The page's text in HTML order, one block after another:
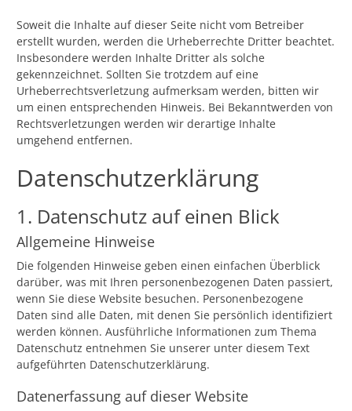
Soweit die Inhalte auf dieser Seite nicht vom Betreiber
erstellt wurden, werden die Urheberrechte Dritter beachtet.
Insbesondere werden Inhalte Dritter als solche
gekennzeichnet. Sollten Sie trotzdem auf eine
Urheberrechtsverletzung aufmerksam werden, bitten wir
um einen entsprechenden Hinweis. Bei Bekanntwerden von
Rechtsverletzungen werden wir derartige Inhalte
umgehend entfernen.
Datenschutzerklärung
1. Datenschutz auf einen Blick
Allgemeine Hinweise
Die folgenden Hinweise geben einen einfachen Überblick
darüber, was mit Ihren personenbezogenen Daten passiert,
wenn Sie diese Website besuchen. Personenbezogene
Daten sind alle Daten, mit denen Sie persönlich identifiziert
werden können. Ausführliche Informationen zum Thema
Datenschutz entnehmen Sie unserer unter diesem Text
aufgeführten Datenschutzerklärung.
Datenerfassung auf dieser Website